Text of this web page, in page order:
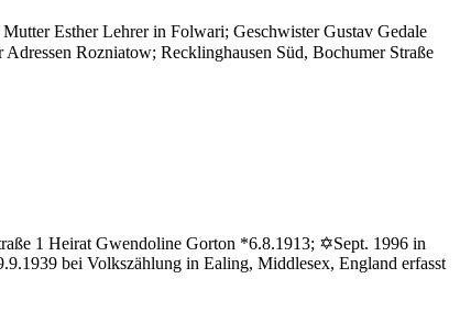
Esther Lehrer in Folwari; Geschwister Gustav Gedale
Rozniatow; Recklinghausen Süd, Bochumer Straße
1 Heirat Gwendoline Gorton *6.8.1913; ✡Sept. 1996 in
bei Volkszählung in Ealing, Middlesex, England erfasst